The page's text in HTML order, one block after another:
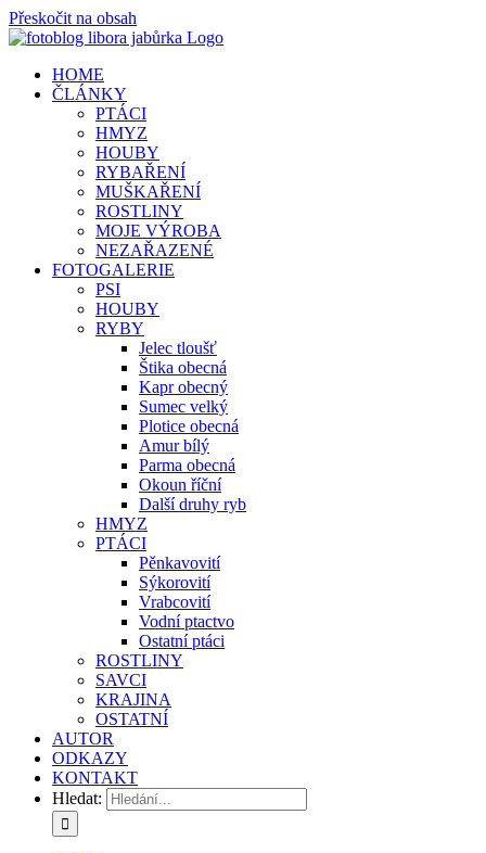
Přeskočit na obsah
HOME
ČLÁNKY
PTÁCI
HMYZ
HOUBY
RYBAŘENÍ
MUŠKAŘENÍ
ROSTLINY
MOJE VÝROBA
NEZAŘAZENÉ
FOTOGALERIE
PSI
HOUBY
RYBY
Jelec tloušť
Štika obecná
Kapr obecný
Sumec velký
Plotice obecná
Amur bílý
Parma obecná
Okoun říční
Další druhy ryb
HMYZ
PTÁCI
Pěnkavovití
Sýkorovití
Vrabcovití
Vodní ptactvo
Ostatní ptáci
ROSTLINY
SAVCI
KRAJINA
OSTATNÍ
AUTOR
ODKAZY
KONTAKT
Hledat: